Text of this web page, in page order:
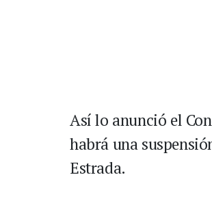
Así lo anunció el
habrá una
Estrada.